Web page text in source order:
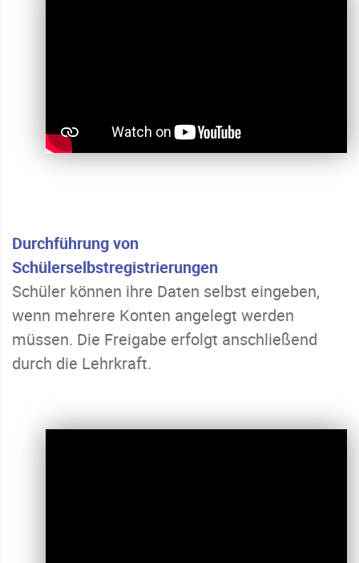
Durchführung von
Schülerselbstregistrierungen
Schüler können ihre Daten selbst eingeben,
wenn mehrere Konten angelegt werden
müssen. Die Freigabe erfolgt anschließend
durch die Lehrkraft.